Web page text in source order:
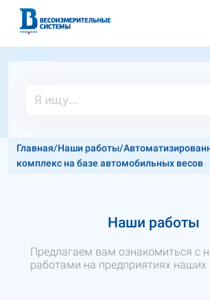
Главная/Наши работы/
комплекс на базе автомобильных весов
Наши работы
Предлагаем вам ознакомиться с
работами на предприятиях наших